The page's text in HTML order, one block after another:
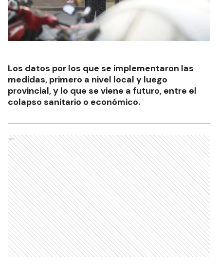
Los datos por los que se implementaron las
medidas, primero a nivel local y luego
provincial, y lo que se viene a futuro, entre el
colapso sanitario o económico.
Ads